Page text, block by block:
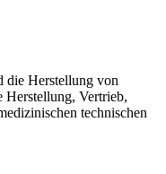
die Herstellung von
Herstellung, Vertrieb,
technischen